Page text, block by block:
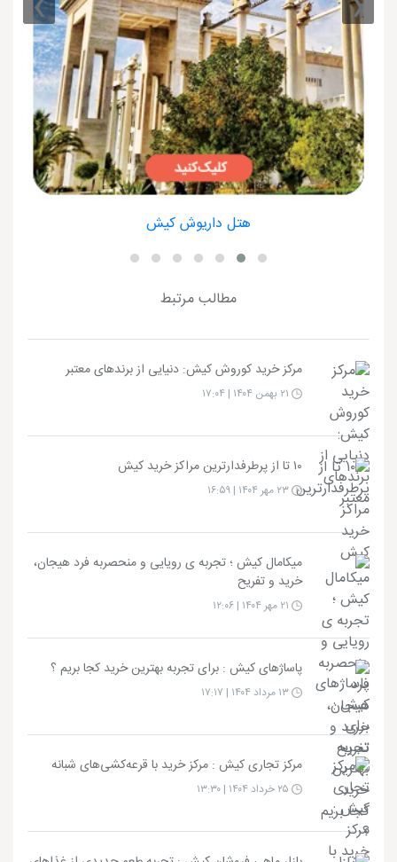
هتل داریوش کیش
مطالب مرتبط
مرکز خرید کوروش کیش: دنیایی از برندهای معتبر
۱۰ تا از پرطرفدارترین مراکز خرید کیش
میکامال کیش ؛ تجربه ی رویایی و منحصربه فرد هیجان،
خرید و تفریح
پاساژهای کیش : برای تجربه بهترین خرید کجا بریم ؟
مرکز تجاری کیش : مرکز خرید با قرعه‌کشی‌های شبانه